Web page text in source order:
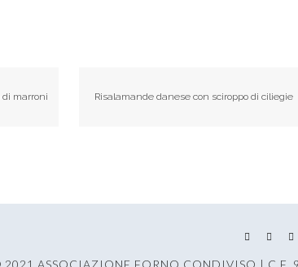
marroni Risalamande danese con sciroppo di ciliegie
2021 ASSOCIAZIONE FORNO CONDIVISO | C.F.